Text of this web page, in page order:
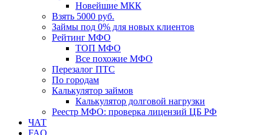
Новейшие МКК
Взять 5000 руб.
Займы под 0% для новых клиентов
Рейтинг МФО
ТОП МФО
Все похожие МФО
Перезалог ПТС
По городам
Калькулятор займов
Калькулятор долговой нагрузки
Реестр МФО: проверка лицензий ЦБ РФ
ЧАТ
FAQ